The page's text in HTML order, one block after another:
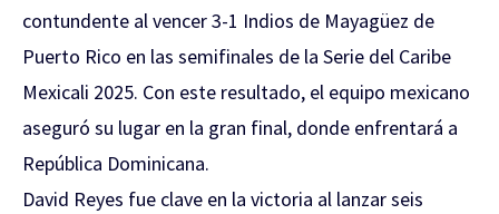
contundente al vencer 3-1 Indios de Mayagüez de
Puerto Rico en las semifinales de la Serie del Caribe
Mexicali 2025. Con este resultado, el equipo mexicano
aseguró su lugar en la gran final, donde enfrentará a
República Dominicana.
David Reyes fue clave en la victoria al lanzar seis